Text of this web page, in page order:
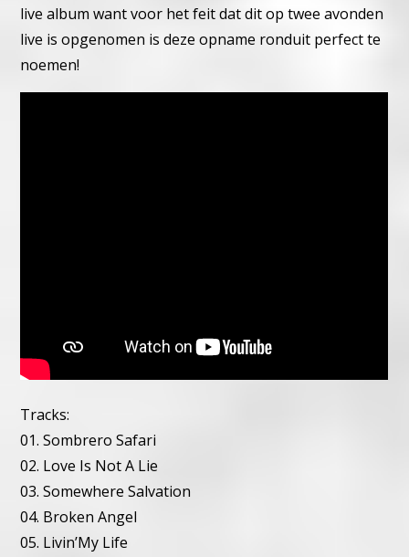
live album wantvoor het feit dat dit op twee avonden
live is opgenomen is deze opname ronduit perfect te
noemen!
Tracks:
01. Sombrero Safari
02. Love Is Not A Lie
03. Somewhere Salvation
04. Broken Angel
05. Livin’My Life